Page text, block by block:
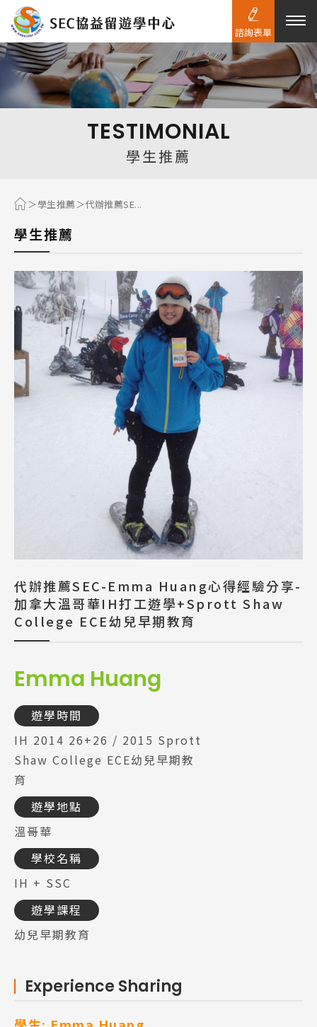
熱門搜尋：
TESTIMONIAL
學生推薦
學生推薦 代辦推薦SE...
學生推薦
代辦推薦SEC-Emma Huang心得經驗分享-
加拿大溫哥華IH打工遊學+Sprott Shaw
College ECE幼兒早期教育
Emma Huang
遊學時間
IH 2014 26+26 / 2015 Sprott
Shaw College ECE幼兒早期教
育
遊學地點
溫哥華
學校名稱
IH + SSC
遊學課程
幼兒早期教育
Experience Sharing
諮詢表單